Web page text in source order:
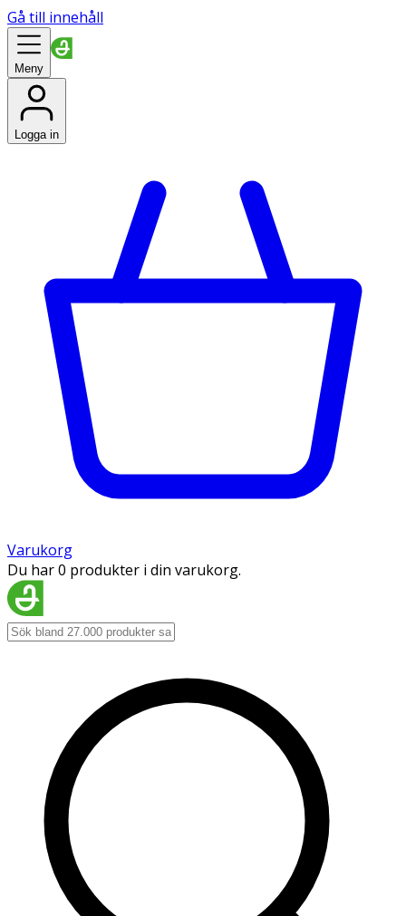
Gå till innehåll
Meny
Logga in
Varukorg
Du har 0 produkter i din varukorg.